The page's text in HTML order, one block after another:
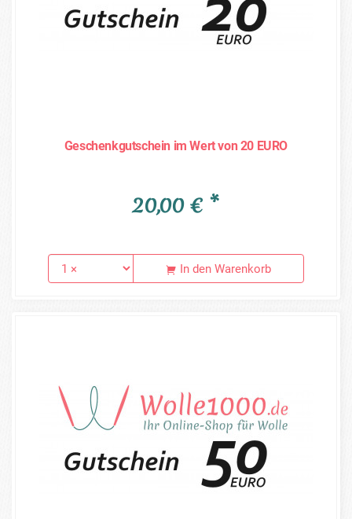
Geschenkgutschein im Wert von 20 EURO
20,00 € *
In den Warenkorb